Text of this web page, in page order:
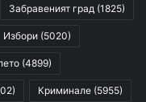
Забравеният град (1825)
Избори (5020)
(4899)
Криминале (5955)